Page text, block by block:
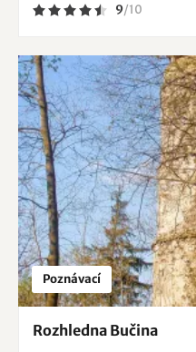
9/10
Poznávací
Rozhledna Bučina